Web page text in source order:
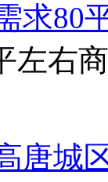
求80
左右
唐城